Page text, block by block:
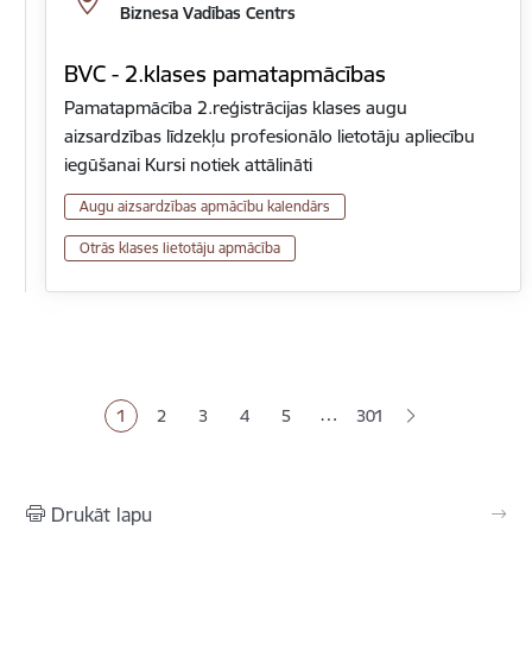
Biznesa Vadības Centrs
BVC - 2.klases pamatapmācības
Pamatapmācība 2.reģistrācijas klases augu
aizsardzības līdzekļu profesionālo lietotāju apliecību
iegūšanai Kursi notiek attālināti
Augu aizsardzības apmācību kalendārs
Otrās klases lietotāju apmācība
Pašreizējā lapa
1 Lapa
2 Lapa
3 Lapa
4 Lapa
5 … 301
Drukāt lapu